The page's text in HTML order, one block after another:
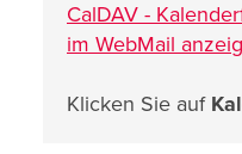
CalDAV -
im WebMail
Klicken Sie auf